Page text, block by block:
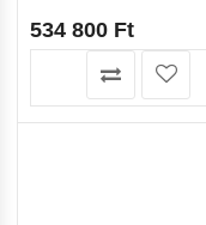
534 800 Ft